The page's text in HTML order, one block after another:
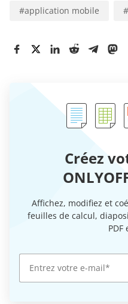
#application mobile #
Créez
Affichez, modifiez et
feuilles de calcul,
PDF